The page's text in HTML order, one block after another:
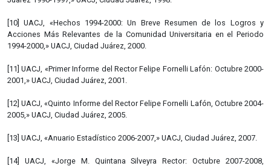
[10] UACJ, «Hechos 1994-2000: Un Breve Resumen de los Logros y
Acciones Más Relevantes de la Comunidad Universitaria en el Periodo
1994-2000,» UACJ, Ciudad Juárez, 2000.
[11] UACJ, «Primer Informe del Rector Felipe Fornelli Lafón: Octubre 2000-
2001,» UACJ, Ciudad Juárez, 2001.
[12] UACJ, «Quinto Informe del Rector Felipe Fornelli Lafón, Octubre 2004-
2005,» UACJ, Ciudad Juárez, 2005.
[13] UACJ, «Anuario Estadístico 2006-2007,» UACJ, Ciudad Juárez, 2007.
[14] UACJ, «Jorge M. Quintana Silveyra Rector: Octubre 2007-2008,